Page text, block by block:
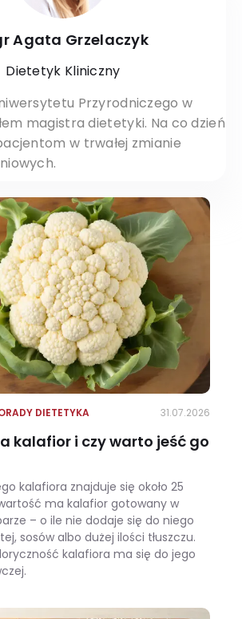
Agata Grzelaczyk
Dietetyk Kliniczny
Przyrodniczego w
magistra dietetyki. Na co dzień
w trwałej zmianie
DIETETYKA 31.07.2026
kalafior i czy warto jeść go
kalafiora znajduje się około 25
ma kalafior gotowany w
– o ile nie dodaje się do niego
sosów albo dużej ilości tłuszczu.
kalafiora ma się do jego